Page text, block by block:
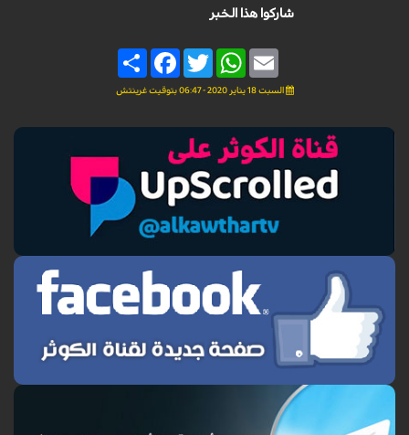
شاركوا هذا الخبر
Share
FacebookTwitter
WhatsAppEmail
السبت 18 يناير 2020 - 06:47 بتوقيت غرينتش